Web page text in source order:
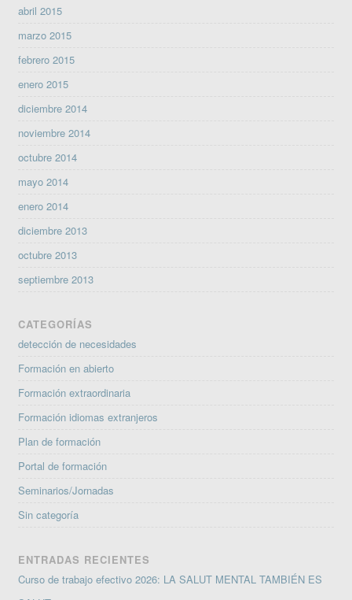
abril 2015
marzo 2015
febrero 2015
enero 2015
diciembre 2014
noviembre 2014
octubre 2014
mayo 2014
enero 2014
diciembre 2013
octubre 2013
septiembre 2013
CATEGORÍAS
detección de necesidades
Formación en abierto
Formación extraordinaria
Formación idiomas extranjeros
Plan de formación
Portal de formación
Seminarios/Jornadas
Sin categoría
ENTRADAS RECIENTES
Curso de trabajo efectivo 2026: LA SALUT MENTAL TAMBIÉN ES